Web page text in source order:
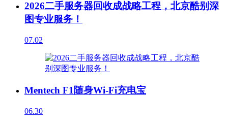
2026二手服务器回收成战略工程，北京酷别深
图专业服务！
07.02
Mentech F1随身Wi-Fi充电宝
06.30